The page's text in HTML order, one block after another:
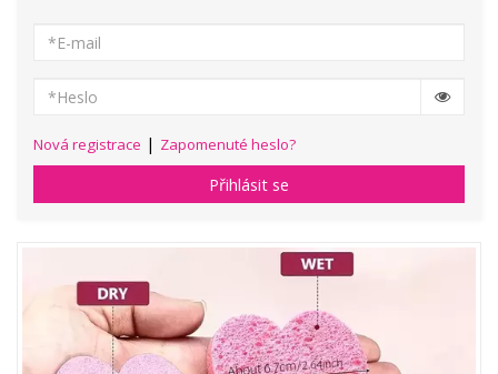
Nová registrace | Zapomenuté heslo?
Přihlásit se